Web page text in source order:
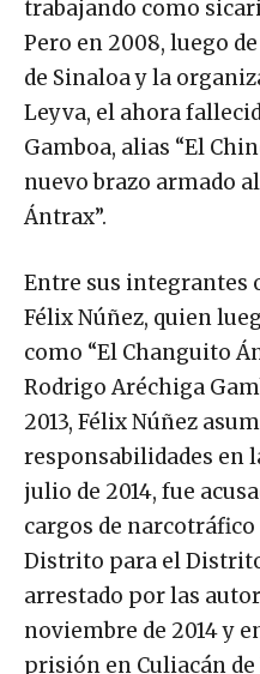
trabajando como
Pero en 2008, luego
de Sinaloa y la
Leyva, el ahora
Gamboa, alias “El
nuevo brazo armado
Ántrax”.
Entre sus integrantes
Félix Núñez, quien
como “El Changuito
Rodrigo Aréchiga
2013, Félix Núñez
responsabilidades en
julio de 2014, fue
cargos de narcotráfico
Distrito para el
arrestado por las
noviembre de 2014 y
prisión en Culiacán